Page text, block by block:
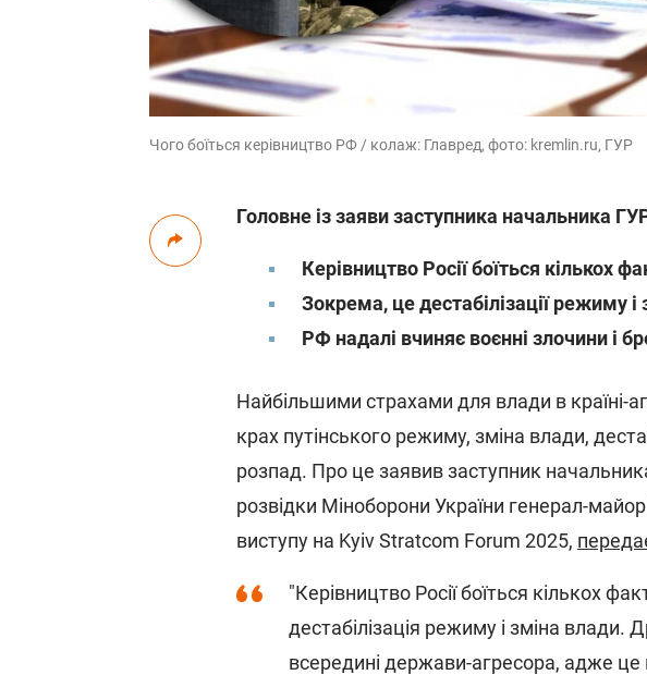
Чого боїться керівництво РФ / колаж: Главред, фото: kremlin.ru, ГУР
Головне із заяви заступника начальника
Керівництво Росії боїться кількох
Зокрема, це дестабілізації режиму і
РФ надалі вчиняє воєнні злочини і
Найбільшими страхами для влади в країні-
крах путінського режиму, зміна влади,
розпад. Про це заявив заступник
розвідки Міноборони України генерал-
виступу на Kyiv Stratcom Forum 2025,
"Керівництво Росії боїться кількох
дестабілізація режиму і зміна влади.
всередині держави-агресора, адже це